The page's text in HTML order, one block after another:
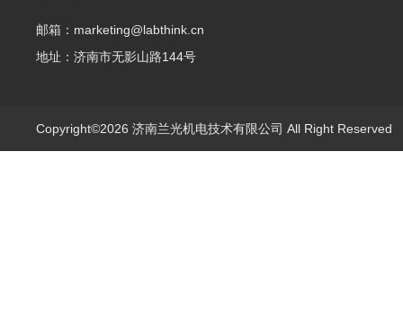
邮箱：marketing@labthink.cn
地址：济南市无影山路144号
Copyright©2026 济南兰光机电技术有限公司 All Right